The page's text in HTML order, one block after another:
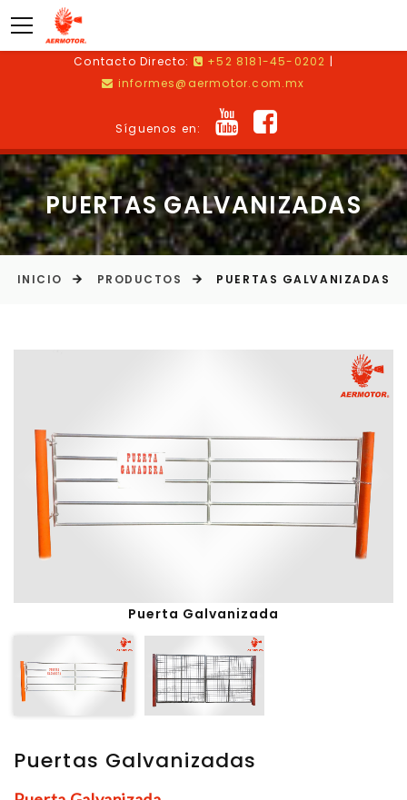
Contacto Directo: +52 8181-45-0202 |
informes@aermotor.com.mx
Síguenos en:
PUERTAS GALVANIZADAS
INICIO PRODUCTOS PUERTAS GALVANIZADAS
Puerta Galvanizada
Puertas Galvanizadas